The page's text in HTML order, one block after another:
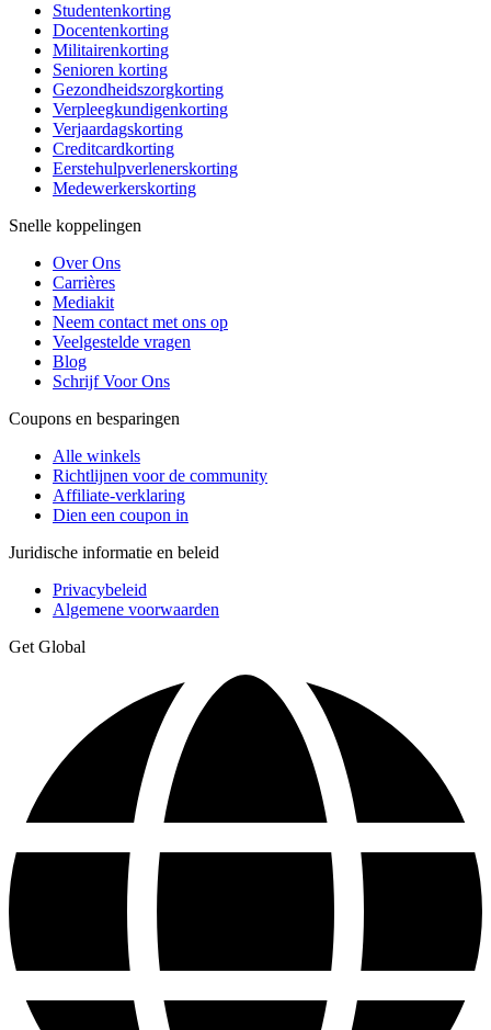
Studentenkorting
Docentenkorting
Militairenkorting
Senioren korting
Gezondheidszorgkorting
Verpleegkundigenkorting
Verjaardagskorting
Creditcardkorting
Eerstehulpverlenerskorting
Medewerkerskorting
Snelle koppelingen
Over Ons
Carrières
Mediakit
Neem contact met ons op
Veelgestelde vragen
Blog
Schrijf Voor Ons
Coupons en besparingen
Alle winkels
Richtlijnen voor de community
Affiliate-verklaring
Dien een coupon in
Juridische informatie en beleid
Privacybeleid
Algemene voorwaarden
Get Global